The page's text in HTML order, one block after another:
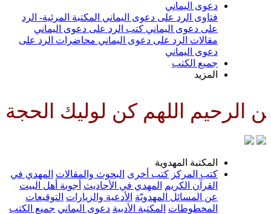
اليماني
الرد على دعوى اليماني المكتبة المرئية- الرد
دعوى اليماني كتب الرد على دعوى اليماني
الرد على دعوى اليماني محاضرات الرد على
كن لوليك الحجة بن الحسن
المهدوية
كتب أخرى البحوث والمقالات المهدي في
المهدي في الأحاديث أجوبة أهل البيت
المسائل المهدويّة الأدعية والزيارات التوقيعات
المكتبة الأدبية دعوى اليماني جميع الكتب